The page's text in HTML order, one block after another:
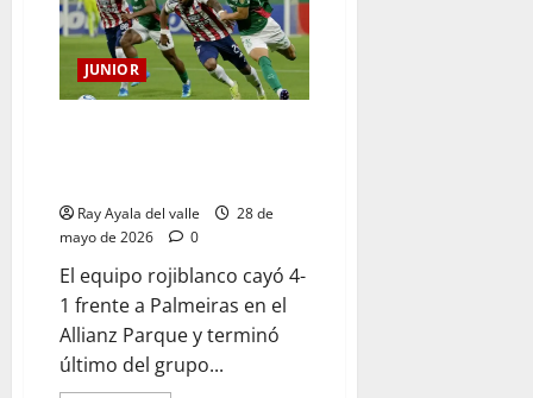
JUNIOR
Ray Ayala del valle
28 de
mayo de 2026
0
El equipo rojiblanco cayó 4-
1 frente a Palmeiras en el
Allianz Parque y terminó
último del grupo...